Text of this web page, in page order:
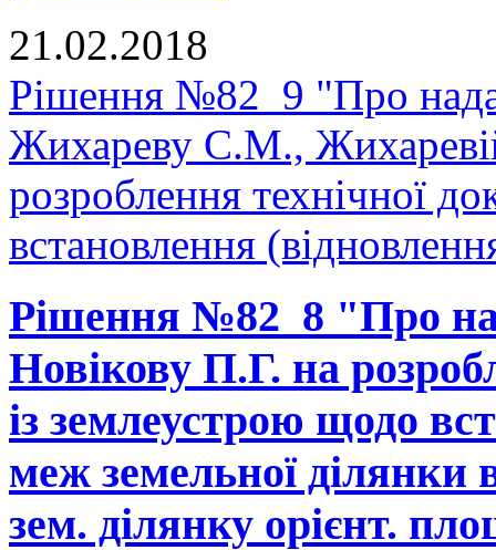
21.02.2018
Рішення №82_9 "Про
Жихареву С.М.,
розроблення технічної
встановлення
Рішення №82_8 "Про
Новікову П.Г. на
із землеустрою щодо
меж земельної ділянки
зем. ділянку орієнт.